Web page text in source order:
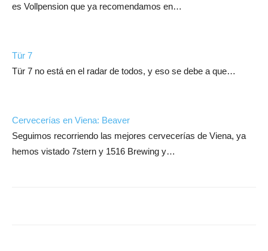
es Vollpension que ya recomendamos en…
Tür 7
Tür 7 no está en el radar de todos, y eso se debe a que…
Cervecerías en Viena: Beaver
Seguimos recorriendo las mejores cervecerías de Viena, ya
hemos vistado 7stern y 1516 Brewing y…